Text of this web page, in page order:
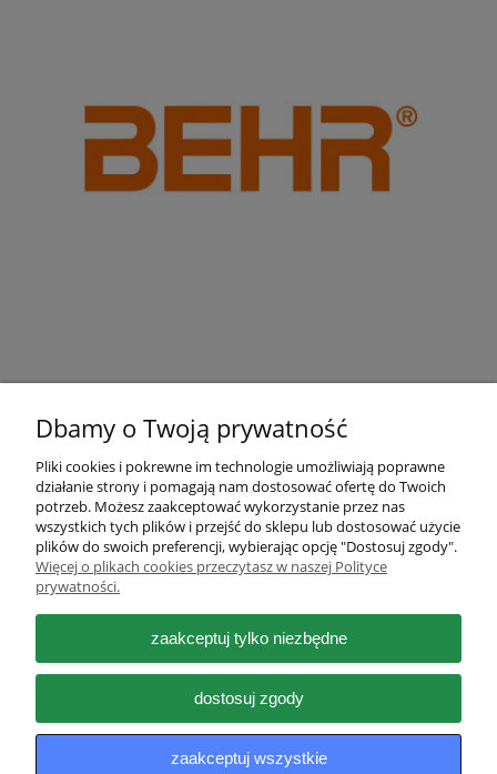
Pomoc
Moje konto
Płatności i dostawa
Informacje
O nas
Dbamy o Twoją prywatność
Pliki cookies i pokrewne im technologie umożliwiają poprawne
działanie strony i pomagają nam dostosować ofertę do Twoich
potrzeb. Możesz zaakceptować wykorzystanie przez nas
wszystkich tych plików i przejść do sklepu lub dostosować użycie
plików do swoich preferencji, wybierając opcję "Dostosuj zgody".
Więcej o plikach cookies przeczytasz w naszej Polityce
prywatności.
zaakceptuj tylko niezbędne
dostosuj zgody
zaakceptuj wszystkie